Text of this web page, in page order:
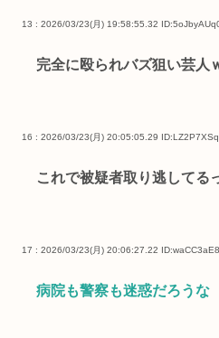
13 : 2026/03/23(月) 19:58:55.32
完全に殴られバズ狙い芸人
16 : 2026/03/23(月) 20:05:05.29
これで被疑者取り逃してる
17 : 2026/03/23(月) 20:06:27.22
病院も警察も迷惑だろうな